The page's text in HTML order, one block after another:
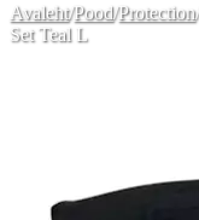
Avaleht/Pood/Protection/
Set Teal L